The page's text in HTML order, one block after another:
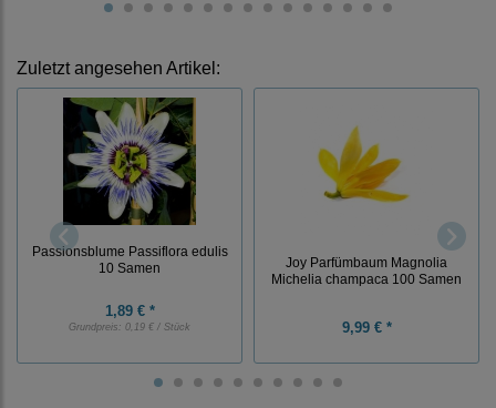
Zuletzt angesehen Artikel:
Passionsblume Passiflora edulis
10 Samen
1,89 € *
Grundpreis: 0,19 € / Stück
Joy Parfümbaum Magnolia
Michelia champaca 100 Samen
9,99 € *